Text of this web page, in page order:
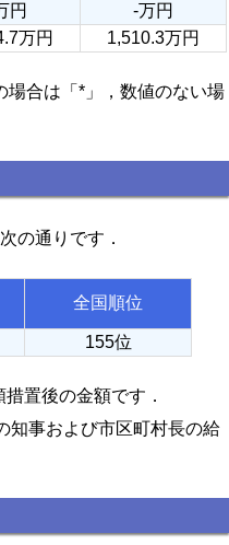
円
-万円
万円 1,510.3万円
場合は「*」，数値のない場
の通りです．
全国順位
155位
置後の金額です．
知事および市区町村長の給